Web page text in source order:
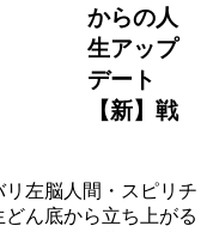
からの人
生アップ
デート
【新】戦
左脳人間・スピリチ
ん底から立ち上がる